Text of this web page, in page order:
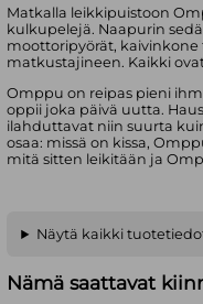
Matkalla leikkipuistoon
kulkupelejä. Naapurin
moottoripyörät, kaivinkone
matkustajineen. Kaikki
Omppu on reipas pieni
oppii joka päivä uutta.
ilahduttavat niin suurta
osaa: missä on kissa,
mitä sitten leikitään ja
Näytä kaikki
Nämä saattavat